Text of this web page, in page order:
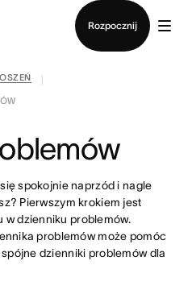
Rozpocznij
spokojnie naprzód i nagle
Pierwszym krokiem jest
w dzienniku problemów.
problemów może pomóc
dzienniki problemów dla